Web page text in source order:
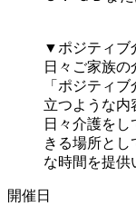
▼ポジティブ
日々ご家族
「ポジティ
立つような内
日々介護を
きる場所とし
な時間を提供
開催日